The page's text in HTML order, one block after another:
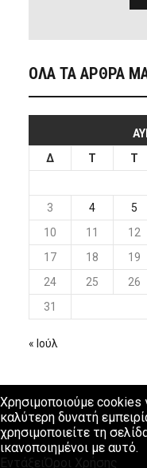
ΟΛΑ ΤΑ ΑΡΘΡΑ
Δ
Τ Τ
3
4 5
10
11 12
17
18 19
24
25 26
31
« Ιούλ
Χρησιμοποιούμε
καλύτερη δυνατή
χρησιμοποιείτε τη
ικανοποιημένοι με αυτό.
ΕντάξειΌροι Χρήσης